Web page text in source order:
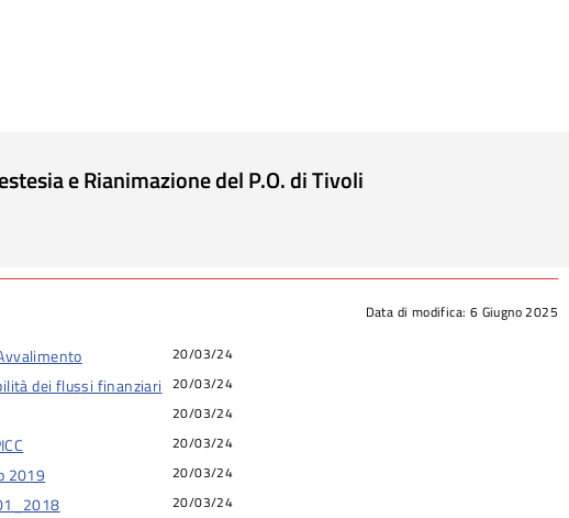
e Rianimazione del P.O. di Tivoli
Data di modifica: 6 Giugno 2025
20/03/24
dei flussi finanziari 20/03/24
20/03/24
20/03/24
2019 20/03/24
20/03/24